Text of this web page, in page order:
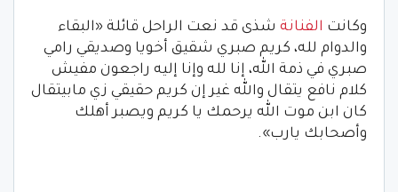
وكانت الفنانة شذى قد نعت الراحل قائلة «البقاء
والدوام لله، كريم صبري شقيق أخويا وصديقي رامي
صبري في ذمة الله، إنا لله وإنا إليه راجعون مفيش
كلام نافع يتقال والله غير إن كريم حقيقي زي مابيتقال
كان ابن موت الله يرحمك يا كريم ويصبر أهلك
وأصحابك يارب».